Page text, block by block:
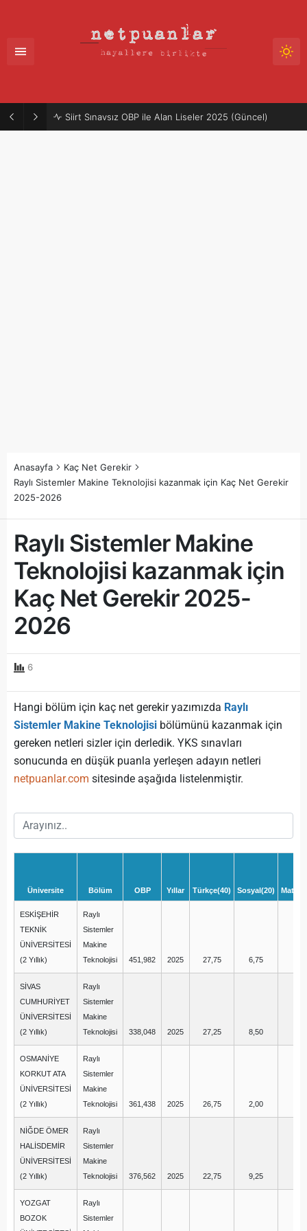
Siirt Sınavsız OBP ile Alan Liseler 2025 (Güncel)
Anasayfa
Kaç Net Gerekir
Raylı Sistemler Makine Teknolojisi kazanmak için Kaç Net Gerekir
2025-2026
Raylı Sistemler Makine
Teknolojisi kazanmak için
Kaç Net Gerekir 2025-
2026
6
Hangi bölüm için kaç net gerekir yazımızda Raylı
Sistemler Makine Teknolojisi bölümünü kazanmak için
gereken netleri sizler için derledik. YKS sınavları
sonucunda en düşük puanla yerleşen adayın netleri
netpuanlar.com sitesinde aşağıda listelenmiştir.
Üniversite Bölüm OBP Yıllar Türkçe(40) Sosyal(20)
ESKİŞEHİR
TEKNİK
ÜNİVERSİTESİ
(2 Yıllık)
Raylı
Sistemler
Makine
Teknolojisi
451,982 2025 27,75 6,75
SİVAS
CUMHURİYET
ÜNİVERSİTESİ
(2 Yıllık)
Raylı
Sistemler
Makine
Teknolojisi
338,048 2025 27,25 8,50
OSMANİYE
KORKUT ATA
ÜNİVERSİTESİ
(2 Yıllık)
Raylı
Sistemler
Makine
Teknolojisi
361,438 2025 26,75 2,00
NİĞDE ÖMER
HALİSDEMİR
ÜNİVERSİTESİ
(2 Yıllık)
Raylı
Sistemler
Makine
Teknolojisi
376,562 2025 22,75 9,25
YOZGAT
BOZOK
Raylı
Sistemler